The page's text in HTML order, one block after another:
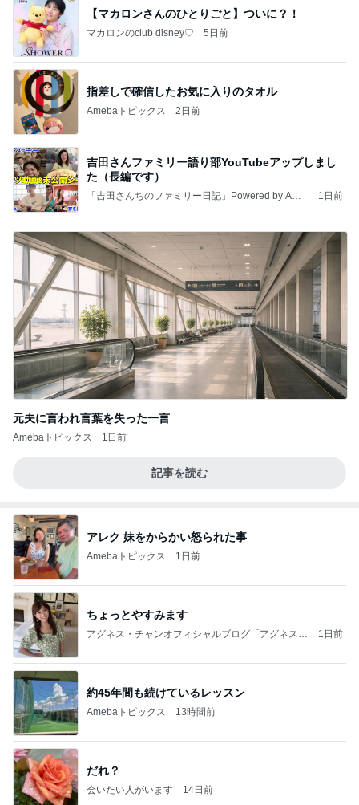
【マカロンさんのひとりごと】ついに？！
マカロンのclub disney♡ 5日前
指差しで確信したお気に入りのタオル
Amebaトピックス 2日前
吉田さんファミリー語り部YouTubeアップしまし
た（長編です）
「吉田さんちのファミリー日記」Powered by Ame
1日前
元夫に言われ言葉を失った一言
Amebaトピックス 1日前
記事を読む
アレク 妹をからかい怒られた事
Amebaトピックス 1日前
ちょっとやすみます
アグネス・チャンオフィシャルブログ「アグネスち
1日前
約45年間も続けているレッスン
Amebaトピックス 13時間前
だれ？
会いたい人がいます 14日前